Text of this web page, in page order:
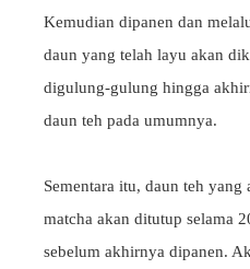
Kemudian dipanen dan
daun yang telah layu akan
digulung-gulung hingga
daun teh pada umumnya.
Sementara itu, daun teh yang
matcha akan ditutup selama
sebelum akhirnya dipanen.